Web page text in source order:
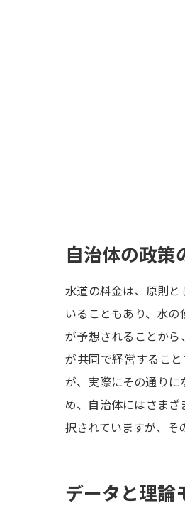
自治体の政策
水道の料金は、原則
いることもあり、水
が予想されることか
が共同で経営するこ
が、実際にその通り
め、自治体にはさま
択されていますが、そ
データと理論